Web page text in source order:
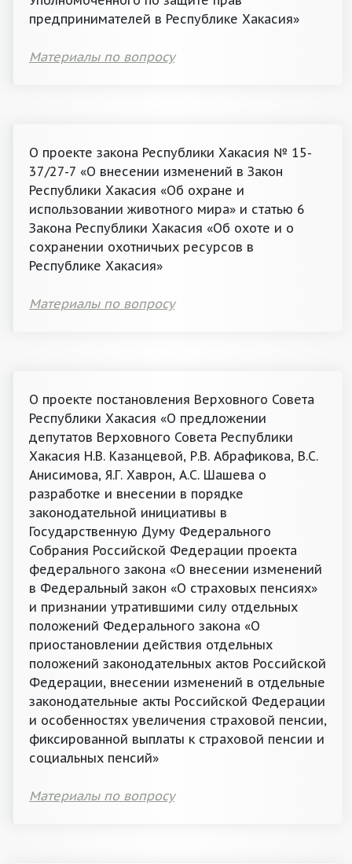
предпринимателей в Республике Хакасия»
Материалы по вопросу
О проекте закона Республики Хакасия № 15-
37/27-7 «О внесении изменений в Закон
Республики Хакасия «Об охране и
использовании животного мира» и статью 6
Закона Республики Хакасия «Об охоте и о
сохранении охотничьих ресурсов в
Республике Хакасия»
Материалы по вопросу
О проекте постановления Верховного Совета
Республики Хакасия «О предложении
депутатов Верховного Совета Республики
Хакасия Н.В. Казанцевой, Р.В. Абрафикова, B.C.
Анисимова, Я.Г. Хаврон, А.С. Шашева о
разработке и внесении в порядке
законодательной инициативы в
Государственную Думу Федерального
Собрания Российской Федерации проекта
федерального закона «О внесении изменений
в Федеральный закон «О страховых пенсиях»
и признании утратившими силу отдельных
положений Федерального закона «О
приостановлении действия отдельных
положений законодательных актов Российской
Федерации, внесении изменений в отдельные
законодательные акты Российской Федерации
и особенностях увеличения страховой пенсии,
фиксированной выплаты к страховой пенсии и
социальных пенсий»
Материалы по вопросу